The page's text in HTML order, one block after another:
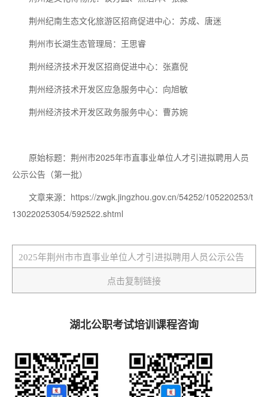
荆州纪南生态文化旅游区招商促进中心：苏成、唐迷
荆州市长湖生态管理局：王思睿
荆州经济技术开发区招商促进中心：张嘉倪
荆州经济技术开发区应急服务中心：向旭敏
荆州经济技术开发区政务服务中心：曹苏婉
原始标题：荆州市2025年市直事业单位人才引进拟聘用人员
公示公告（第一批）
文章来源：https://zwgk.jingzhou.gov.cn/54252/105220253/t
130220253054/592522.shtml
点击复制链接
湖北公职考试培训课程咨询